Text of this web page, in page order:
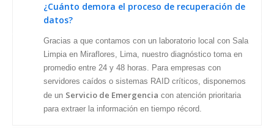
¿Cuánto demora el proceso de recuperación de
datos?
Gracias a que contamos con un laboratorio local con Sala
Limpia en Miraflores, Lima, nuestro diagnóstico toma en
promedio entre 24 y 48 horas. Para empresas con
servidores caídos o sistemas RAID críticos, disponemos
de un Servicio de Emergencia con atención prioritaria
para extraer la información en tiempo récord.